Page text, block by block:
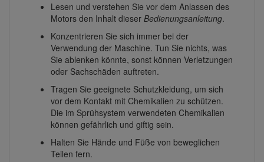
Lesen und verstehen Sie vor dem Anlassen des
Motors den Inhalt dieser Bedienungsanleitung.
Konzentrieren Sie sich immer bei der
Verwendung der Maschine. Tun Sie nichts, was
Sie ablenken könnte, sonst können Verletzungen
oder Sachschäden auftreten.
Tragen Sie geeignete Schutzkleidung, um sich
vor dem Kontakt mit Chemikalien zu schützen.
Die im Sprühsystem verwendeten Chemikalien
können gefährlich und giftig sein.
Halten Sie Hände und Füße von beweglichen
Teilen fern.